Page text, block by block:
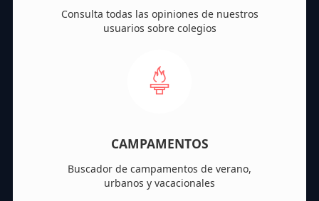
Consulta todas las opiniones de nuestros
usuarios sobre colegios
CAMPAMENTOS
Buscador de campamentos de verano,
urbanos y vacacionales